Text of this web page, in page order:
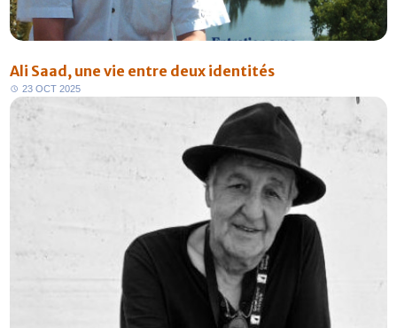
Ali Saad, une vie entre deux identités
23 OCT 2025